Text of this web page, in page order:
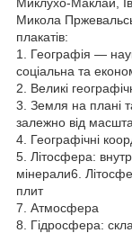
Микола
плакатів:
1. Географія —
соціальна та
2. Великі
3. Земля на плані
залежно від
4. Географічні
5. Літосфера:
мінерали6.
плит
7. Атмосфера
8. Гідросфера: